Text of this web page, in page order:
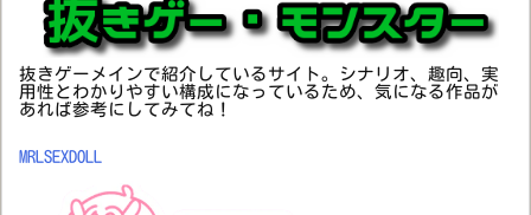
抜きゲーメインで紹介しているサイト。シナリオ、趣向、実
用性とわかりやすい構成になっているため、気になる作品が
あれば参考にしてみてね！
MRLSEXDOLL